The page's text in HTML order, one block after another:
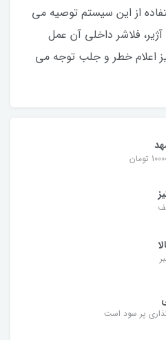
از این سیستم توصیه می
فلاشر داخلی آن عمل
اعلام خطر و جلب توجه می
پر سود است